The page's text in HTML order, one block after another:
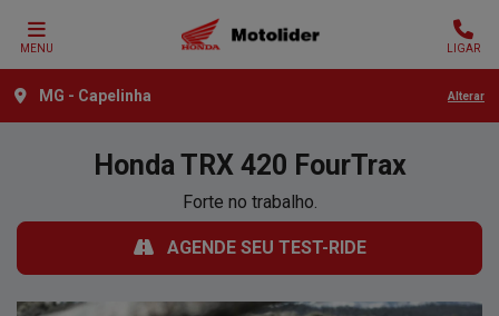
MENU LIGAR
MG - Capelinha Alterar
HondaTRX 420 FourTrax
Forte no trabalho.
AGENDE SEU TEST-RIDE